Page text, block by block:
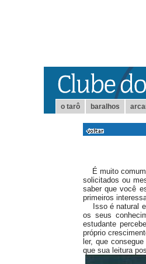
o tarô
baralhos
É muito comum
solicitados ou
saber que você
primeiros
Isso é natural e
os seus
estudante
próprio
ler, que
que sua leitura